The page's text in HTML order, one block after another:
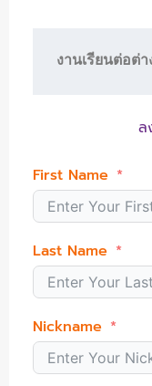
งานเรียนต่อ
ล
First Name
Last Name
Nickname